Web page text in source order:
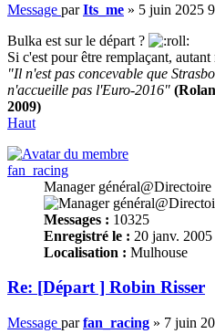
Message parIts_me » 5 juin 2025
Bulka est sur le départ ?
Si c'est pour être remplaçant, autant
"Il n'est pas concevable que
n'accueille pas l'Euro-2016"
2009)
Haut
fan_racing
Manager général@Directoire
Messages : 10325
Enregistré le : 20 janv.
Localisation : Mulhouse
Re: [Départ ] Robin Risser
Message parfan_racing » 7 juin